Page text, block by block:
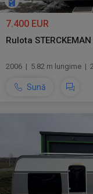
7.400 EUR
Rulota
2006 | 5.82 m lungime |
Sună